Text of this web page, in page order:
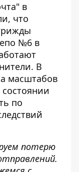
в
что
№6 в
В
масштабов
по
потерю